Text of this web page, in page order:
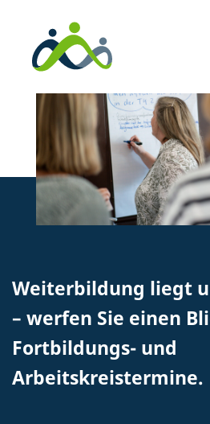
Weiterbildung liegt
– werfen Sie einen
Fortbildungs- und
Arbeitskreistermine.